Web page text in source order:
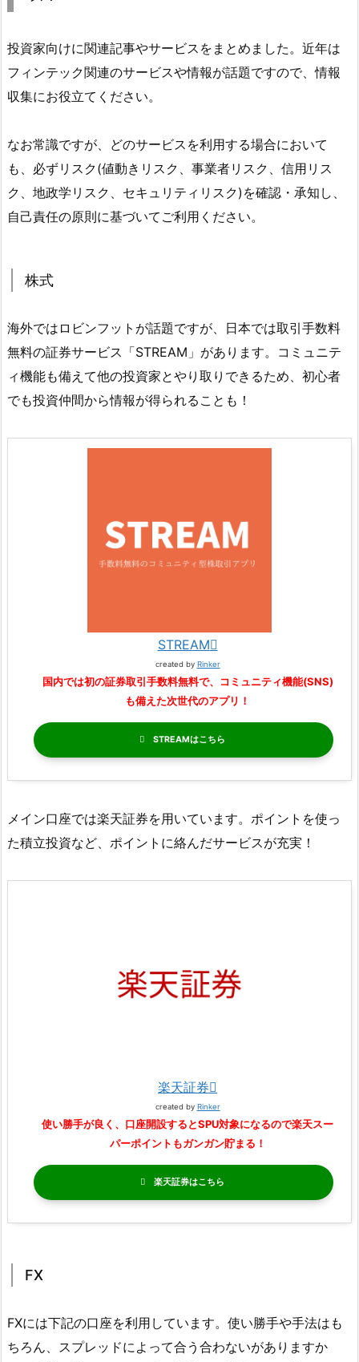
投資家向けに関連記事やサービスをまとめました。近年は
フィンテック関連のサービスや情報が話題ですので、情報
収集にお役立てください。
なお常識ですが、どのサービスを利用する場合において
も、必ずリスク(値動きリスク、事業者リスク、信用リス
ク、地政学リスク、セキュリティリスク)を確認・承知し、
自己責任の原則に基づいてご利用ください。
株式
海外ではロビンフットが話題ですが、日本では取引手数料
無料の証券サービス「STREAM」があります。コミュニテ
ィ機能も備えて他の投資家とやり取りできるため、初心者
でも投資仲間から情報が得られることも！
STREAM
created by Rinker
国内では初の証券取引手数料無料で、コミュニティ機能(SNS)
も備えた次世代のアプリ！
STREAM
メイン口座では楽天証券を用いています。ポイントを使っ
た積立投資など、ポイントに絡んだサービスが充実！
楽天証券
created by Rinker
使い勝手が良く、口座開設するとSPU対象になるので楽天スー
パーポイントもガンガン貯まる！
楽天証券
FX
FXには下記の口座を利用しています。使い勝手や手法はも
ちろん、スプレッドによって合う合わないがありますか